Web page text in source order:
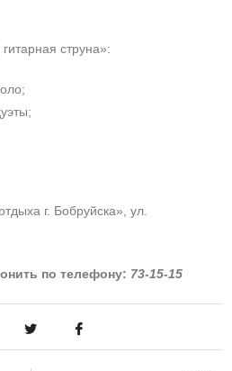
струна»:
г. Бобруйска», ул.
по телефону: 73-15-15